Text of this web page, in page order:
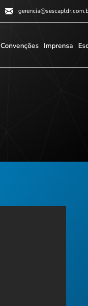
Convenções Imprensa